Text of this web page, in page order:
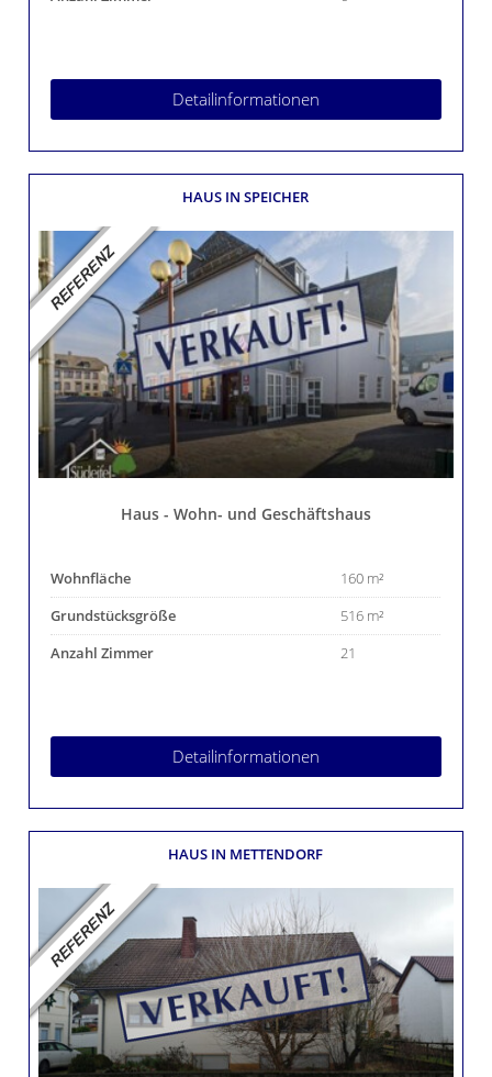
Detailinformationen
HAUS IN SPEICHER
Haus - Wohn- und Geschäftshaus
Wohnfläche
160 m²
Grundstücksgröße
516 m²
Anzahl Zimmer
21
Detailinformationen
HAUS IN METTENDORF